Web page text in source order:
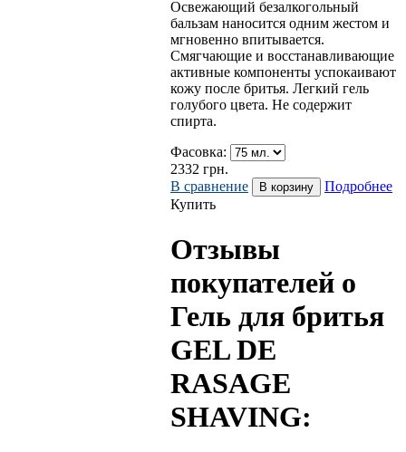
Освежающий безалкогольный
бальзам наносится одним жестом и
мгновенно впитывается.
Смягчающие и восстанавливающие
активные компоненты успокаивают
кожу после бритья. Легкий гель
голубого цвета. Не содержит
спирта.
Фасовка:
2332 грн.
В сравнение
Подробнее
Купить
Отзывы
покупателей о
Гель для бритья
GEL DE
RASAGE
SHAVING: